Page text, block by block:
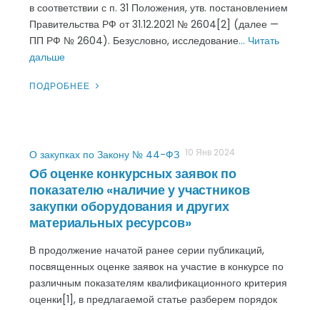
в соответствии с п. 31 Положения, утв. постановлением
Правительства РФ от 31.12.2021 № 2604[2] (далее —
ПП РФ № 2604). Безусловно, исследование… Читать
дальше
ПОДРОБНЕЕ
О закупках по Закону № 44-ФЗ 10 Янв 2024
Об оценке конкурсных заявок по
показателю «наличие у участников
закупки оборудования и других
материальных ресурсов»
В продолжение начатой ранее серии публикаций,
посвященных оценке заявок на участие в конкурсе по
различным показателям квалификационного критерия
оценки[1], в предлагаемой статье разберем порядок